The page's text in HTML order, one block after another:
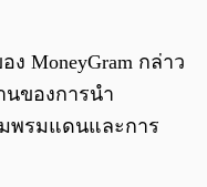
ง MoneyGram กล่าว
นของการนำ
มพรมแดนและการ